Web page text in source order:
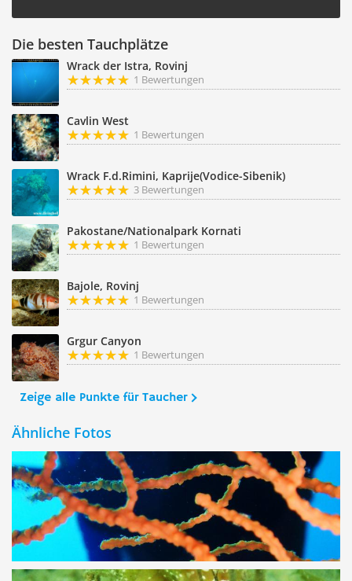
Die besten Tauchplätze
Wrack der Istra, Rovinj
1 Bewertungen
Cavlin West
1 Bewertungen
Wrack F.d.Rimini, Kaprije(Vodice-Sibenik)
3 Bewertungen
Pakostane/Nationalpark Kornati
1 Bewertungen
Bajole, Rovinj
1 Bewertungen
Grgur Canyon
1 Bewertungen
Zeige alle Punkte für Taucher
Ähnliche Fotos